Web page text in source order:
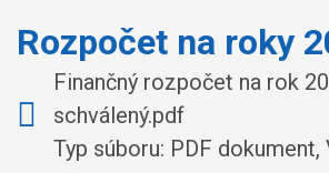
Rozpočet na roky
Finančný rozpočet na rok
schválený.pdf
Typ súboru: PDF